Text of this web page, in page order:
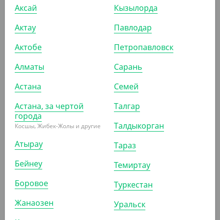
1 990
(39.80 ₸
Аксай
Актау
Актобе
Алматы
Астана
Астана, за чертой
города
Косшы, Жибек-Жолы и другие
Атырау
Бейнеу
Боровое
Жанаозен
Кызылорда
Павлодар
Петропавловск
Сарань
Семей
Талгар
Талдыкорган
Тараз
Темиртау
Туркестан
Уральск